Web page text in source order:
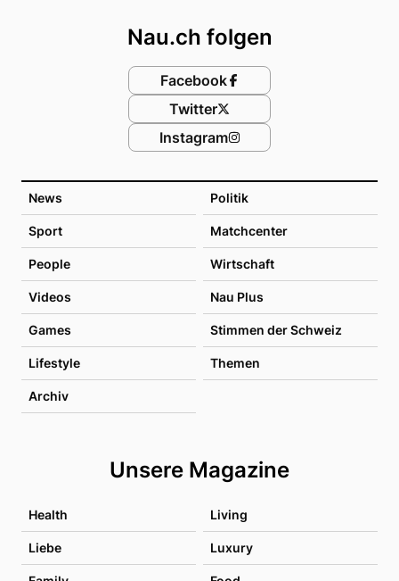
News Politik
Sport Matchcenter
People Wirtschaft
Videos Nau Plus
Games Stimmen der Schweiz
Lifestyle Themen
Archiv
Unsere Magazine
Health Living
Liebe Luxury
Nau.ch folgen
Facebook
Twitter
Instagram